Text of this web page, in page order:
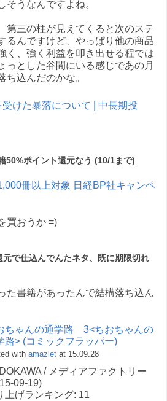
そうなんですよね。
第三の柱が見えてくると次のステ
るんですけど、やっぱり他の商品
く、強く利益を叩き出せる程では
っとした谷間にいる感じであの月
ち込んだのかな。
けた暴落について | 中長期投
50%ポイント還元なう (10/1まで)
冊以上対象 日経BP社キャンペ
買おうか =)
で仕込んでんたネタ、既に期限切れ
た書籍があったんで結構落ち込ん
ちゃんの通学路 3<ちおちゃんの
路> (コミックフラッパー)
with amazlet at 15.09.28
/ メディアファクトリー
09-19)
上げランキング: 11